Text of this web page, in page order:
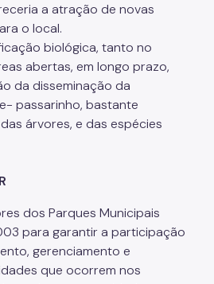
a atração de novas
o local.
biológica, tanto no
abertas, em longo prazo,
da disseminação da
passarinho, bastante
árvores, e das espécies
dos Parques Municipais
para garantir a participação
gerenciamento e
que ocorrem nos